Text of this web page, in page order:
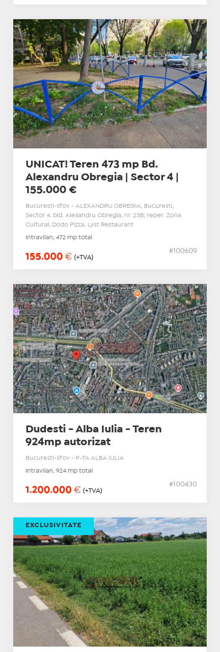
UNICAT! Teren 473 mp Bd.
Alexandru Obregia | Sector 4 |
155.000 €
Bucuresti-Ilfov - ALEXANDRU OBREGIA, Bucuresti,
Sector 4, bld. Alexandru Obregia, nr. 23B, reper: Zona
Cultural, Dodo Pizza, Lyst Restaurant
Intravilan, 472 mp total
155.000 € (+TVA)
#100609
Dudesti - Alba Iulia - Teren
924mp autorizat
Bucuresti-Ilfov - P-TA ALBA IULIA
Intravilan, 924 mp total
1.200.000 € (+TVA)
#100430
EXCLUSIVITATE